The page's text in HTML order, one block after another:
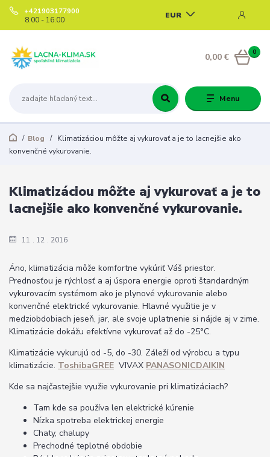
Menu
EUR
+421903177900
8:00 - 16:00
0
0,00 €
Blog
Klimatizáciou môžte aj vykurovať a je to lacnejšie ako
konvenčné vykurovanie.
11 12 2016
Klimatizáciou môžte aj vykurovať a je to
lacnejšie ako konvenčné vykurovanie.
Áno, klimatizácia môže komfortne vykúriť Váš priestor.
Prednosťou je rýchlosť a aj úspora energie oproti štandardným
vykurovacím systémom ako je plynové vykurovanie alebo
konvenčné elektrické vykurovanie. Hlavné využitie je v
medziobdobiach jeseň, jar, ale svoje uplatnenie si nájde aj v zime.
Klimatizácie dokážu efektívne vykurovať až do -25°C.
Klimatizácie vykurujú od -5, do -30. Záleží od výrobcu a typu
klimatizácie. ToshibaGREE VIVAX PANASONICDAIKIN
Kde sa najčastejšie využie vykurovanie pri klimatizáciach?
Tam kde sa používa len elektrické kúrenie
Nízka spotreba elektrickej energie
Chaty, chalupy
Prechodné teplotné obdobie